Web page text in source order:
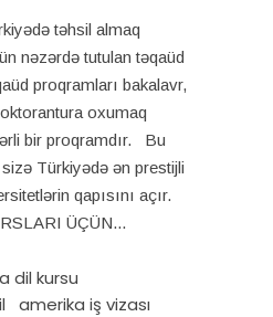
təhsil almaq
nəzərdə tutulan təqaüd
proqramları bakalavr,
oxumaq
bir proqramdır. Bu
Türkiyədə ən prestijli
qapısını açır.
ÜÇÜN
dil kursu
amerika iş vizası